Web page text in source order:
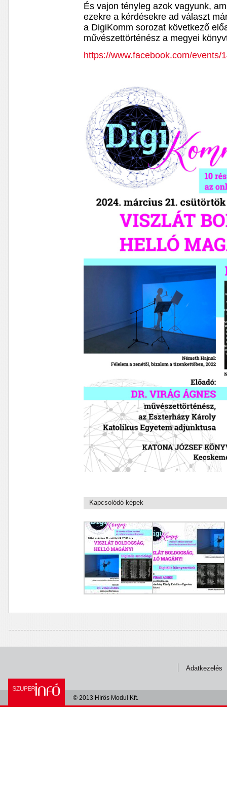
És vajon tényleg azok vagyunk,
ezekre a kérdésekre ad választ
a DigiKomm sorozat következő
művészettörténész a megyei
https://www.facebook.com/events/
Kapcsolódó képek
Adatkezelés
© 2013 Hírös Modul Kft.